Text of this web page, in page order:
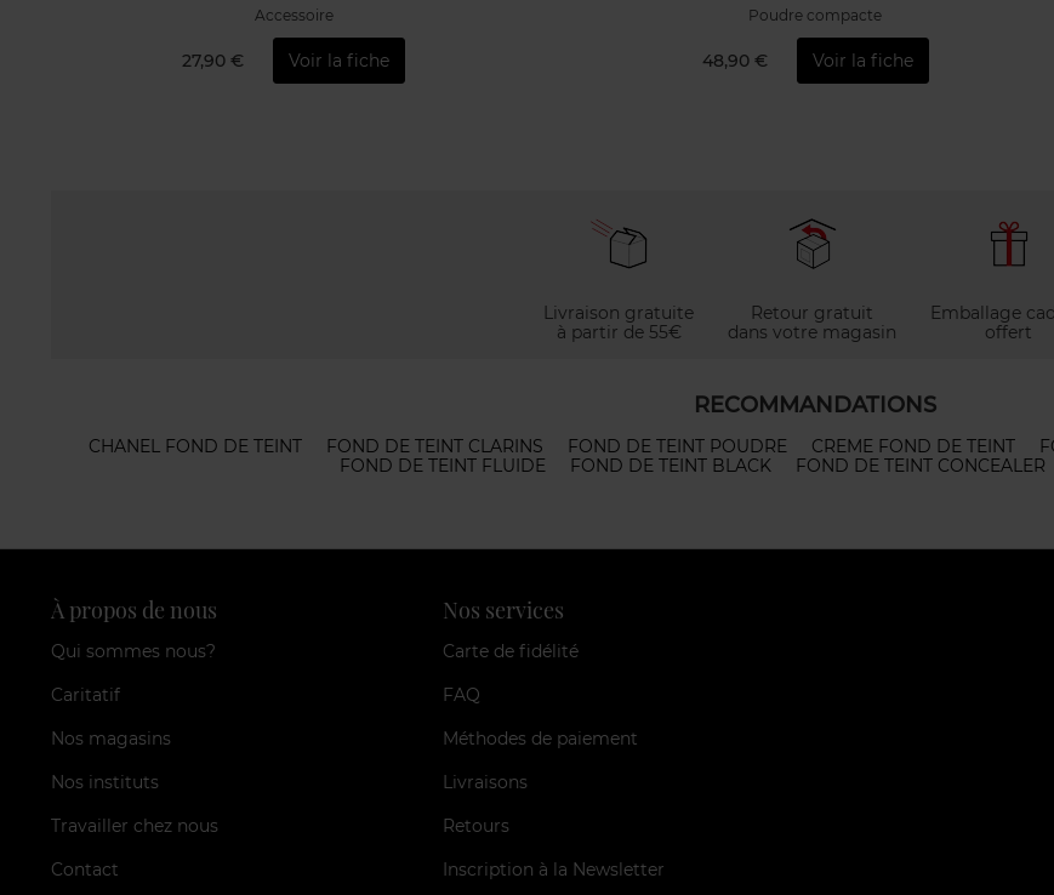
Accessoire
27,90 € Voir la fiche
Poudre compacte
48,90 € Voir la fiche
Livraison gratuite
à partir de 55€
Retour gratuit
dans votre magasin
Emballage
offert
RECOMMANDATIONS
CHANEL FOND DE TEINT FOND DE TEINT CLARINS FOND DE TEINT POUDRE CREME FOND DE TEINT
FOND DE TEINT FLUIDE
FOND DE TEINT BLACK FOND DE TEINT CONCEALER
À propos de nous
Qui sommes nous?
Caritatif
Nos magasins
Nos instituts
Travailler chez nous
Contact
Nos services
Carte de fidélité
FAQ
Méthodes de paiement
Livraisons
Retours
Inscription à la Newsletter